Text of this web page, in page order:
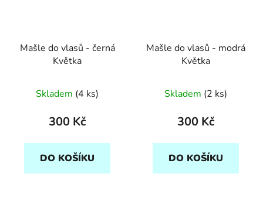
Mašle do vlasů - černá
Květka
Skladem (4 ks)
300 Kč
DO KOŠÍKU
Mašle do vlasů - modrá
Květka
Skladem (2 ks)
300 Kč
DO KOŠÍKU